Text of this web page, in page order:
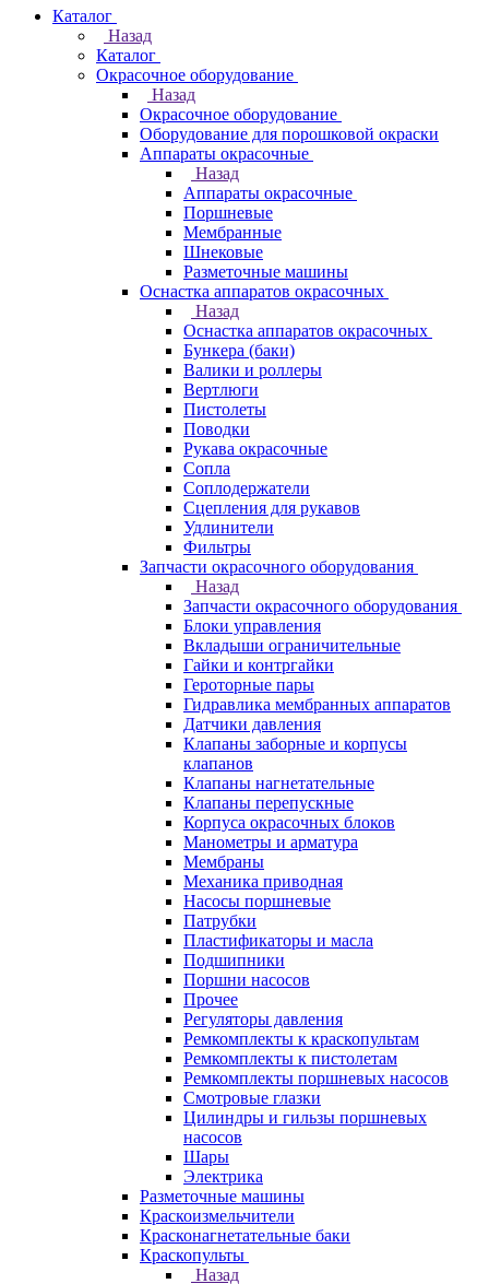
Каталог
Назад
Каталог
Окрасочное оборудование
Назад
Окрасочное оборудование
Оборудование для порошковой окраски
Аппараты окрасочные
Назад
Аппараты окрасочные
Поршневые
Мембранные
Шнековые
Разметочные машины
Оснастка аппаратов окрасочных
Назад
Оснастка аппаратов окрасочных
Бункера (баки)
Валики и роллеры
Вертлюги
Пистолеты
Поводки
Рукава окрасочные
Сопла
Соплодержатели
Сцепления для рукавов
Удлинители
Фильтры
Запчасти окрасочного оборудования
Назад
Запчасти окрасочного оборудования
Блоки управления
Вкладыши ограничительные
Гайки и контргайки
Героторные пары
Гидравлика мембранных аппаратов
Датчики давления
Клапаны заборные и корпусы
клапанов
Клапаны нагнетательные
Клапаны перепускные
Корпуса окрасочных блоков
Манометры и арматура
Мембраны
Механика приводная
Насосы поршневые
Патрубки
Пластификаторы и масла
Подшипники
Поршни насосов
Прочее
Регуляторы давления
Ремкомплекты к краскопультам
Ремкомплекты к пистолетам
Ремкомплекты поршневых насосов
Смотровые глазки
Цилиндры и гильзы поршневых
насосов
Шары
Электрика
Разметочные машины
Краскоизмельчители
Красконагнетательные баки
Краскопульты
Назад